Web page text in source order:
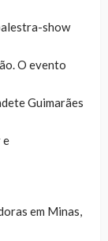
show
O evento
Guimarães
e
em Minas,